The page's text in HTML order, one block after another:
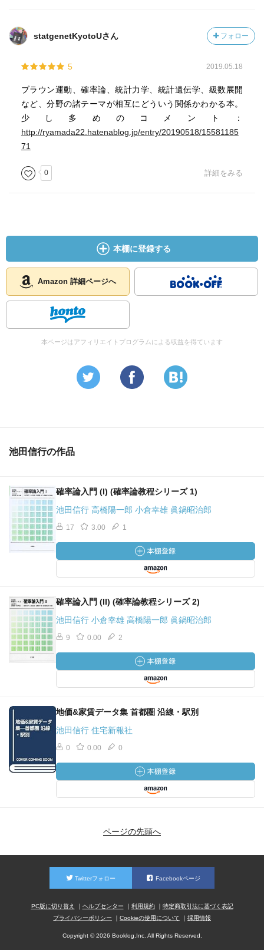
statgenetKyotoUさん フォロー
5 2019.05.18
ブラウン運動、確率論、統計力学、統計遺伝学、級数展開
など、分野の諸テーマが相互にどういう関係かわかる本。
少し多めのコメント：
http://ryamada22.hatenablog.jp/entry/20190518/15581185
71
0 詳細をみる
本棚に登録する
Amazon 詳細ページへ
本ページはアフィリエイトプログラムによる収益を得ています
池田信行の作品
確率論入門 (I) (確率論教程シリーズ 1)
池田信行 高橋陽一郎 小倉幸雄 眞鍋昭治郎
17 3.00 1
確率論入門 (II) (確率論教程シリーズ 2)
池田信行 小倉幸雄 高橋陽一郎 眞鍋昭治郎
9 0.00 2
地価&家賃データ集 首都圏 沿線・駅別
池田信行 住宅新報社
0 0.00 0
ページの先頭へ
Twitterフォロー Facebookページ
PC版に切り替え ヘルプセンター 利用規約
特定商取引法に基づく表記
プライバシーポリシー
Cookieの使用について 採用情報
Copyright © 2026 Booklog,Inc. All Rights Reserved.